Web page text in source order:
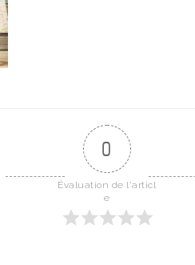
0
Évaluation de l'articl
e